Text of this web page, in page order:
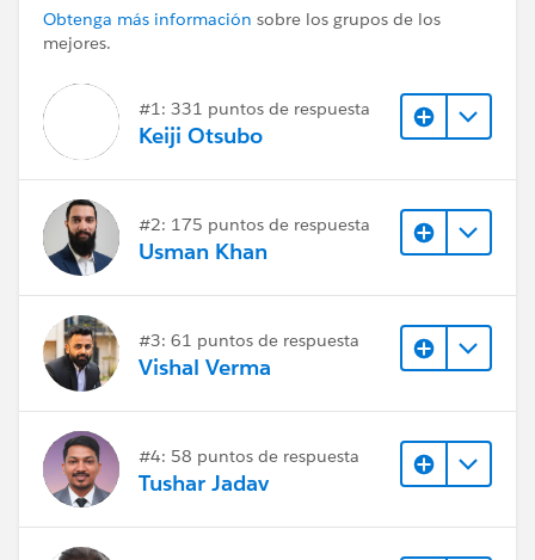
Obtenga más información sobre los grupos de los
mejores.
#1: 331 puntos de respuesta
Keiji Otsubo
#2: 175 puntos de respuesta
Usman Khan
#3: 61 puntos de respuesta
Vishal Verma
#4: 58 puntos de respuesta
Tushar Jadav